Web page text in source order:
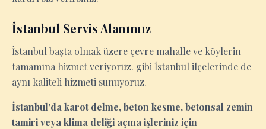
İstanbul Servis Alanımız
İstanbul başta olmak üzere çevre mahalle ve köylerin
tamamına hizmet veriyoruz. gibi İstanbul ilçelerinde de
aynı kaliteli hizmeti sunuyoruz.
İstanbul'da karot delme, beton kesme, betonsal zemin
tamiri veya klima deliği açma işleriniz için